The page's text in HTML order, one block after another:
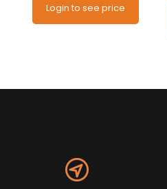
Login to see price